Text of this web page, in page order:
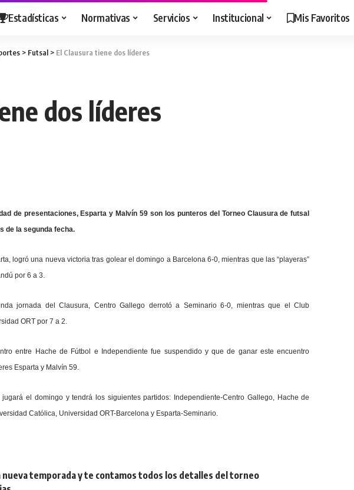
Estadísticas Normativas Servicios Institucional Mis Favoritos
> Futsal > El Clausura tiene dos líderes
dos líderes
de presentaciones, Esparta y Malvín 59 son los punteros del Torneo Clausura de futsal
de la segunda fecha.
logró una nueva victoria tras golear el domingo a Barcelona 6-0, mientras que las “playeras”
por 6 a 3.
jornada del Clausura, Centro Gallego derrotó a Seminario 6-0, mientras que el Club
ORT por 7 a 2.
entre Hache de Fútbol e Independiente fue suspendido y que de ganar este encuentro
Esparta y Malvín 59.
el domingo y tendrá los siguientes partidos: Independiente-Centro Gallego, Hache de
Católica, Universidad ORT-Barcelona y Esparta-Seminario.
nueva temporada y te contamos todos los detalles del torneo